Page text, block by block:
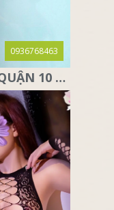
0936768463
THÚY HỒNG GÁI GỌI QUẬN 10 – SIÊU PHẨM MÔNG THẦN THÁNH